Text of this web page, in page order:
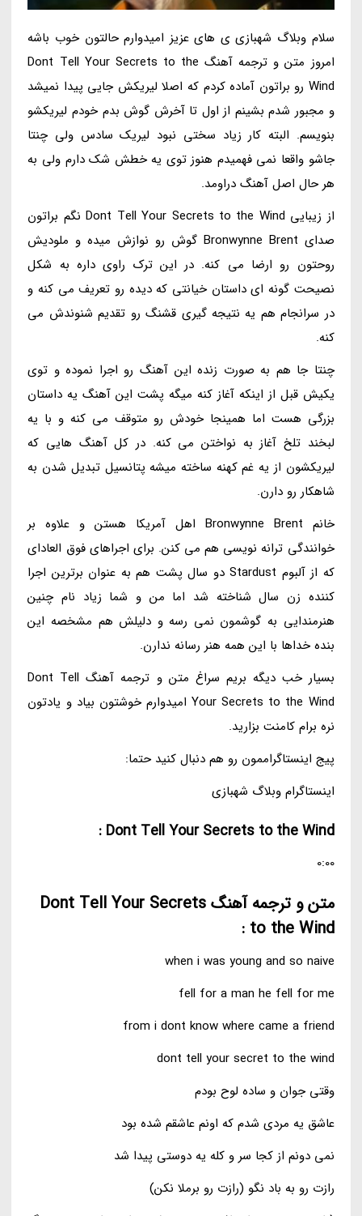
سلام وبلاگ شهبازی ی های عزیز امیدوارم حالتون خوب باشه
امروز متن و ترجمه آهنگ Dont Tell Your Secrets to the
Wind رو براتون آماده کردم که اصلا لیریکش جایی پیدا نمیشد
و مجبور شدم بشینم از اول تا آخرش گوش بدم خودم لیریکشو
بنویسم. البته کار زیاد سختی نبود لیریک سادس ولی چنتا
جاشو واقعا نمی فهمیدم هنوز توی یه خطش شک دارم ولی به
هر حال اصل آهنگ دراومد.
از زیبایی Dont Tell Your Secrets to the Wind نگم براتون
صدای Bronwynne Brent گوش رو نوازش میده و ملودیش
روحتون رو ارضا می کنه. در این ترک راوی داره به شکل
نصیحت گونه ای داستان خیانتی که دیده رو تعریف می کنه و
در سرانجام هم یه نتیجه گیری قشنگ رو تقدیم شنوندش می
کنه.
چنتا جا هم به صورت زنده این آهنگ رو اجرا نموده و توی
یکیش قبل از اینکه آغاز کنه میگه پشت این آهنگ یه داستان
بزرگی هست اما همینجا خودش رو متوقف می کنه و با یه
لبخند تلخ آغاز به نواختن می کنه. در کل آهنگ هایی که
لیریکشون از یه غم کهنه ساخته میشه پتانسیل تبدیل شدن به
شاهکار رو دارن.
خانم Bronwynne Brent اهل آمریکا هستن و علاوه بر
خوانندگی ترانه نویسی هم می کنن. برای اجراهای فوق العادای
که از آلبوم Stardust دو سال پشت هم به عنوان برترین اجرا
کننده زن سال شناخته شد اما من و شما زیاد نام چنین
هنرمندایی به گوشمون نمی رسه و دلیلش هم مشخصه این
بنده خداها با این همه هنر رسانه ندارن.
بسیار خب دیگه بریم سراغ متن و ترجمه آهنگ Dont Tell
Your Secrets to the Wind امیدوارم خوشتون بیاد و یادتون
نره برام کامنت بزارید.
پیج اینستاگراممون رو هم دنبال کنید حتما:
اینستاگرام وبلاگ شهبازی
Dont Tell Your Secrets to the Wind :
0:00
متن و ترجمه آهنگ Dont Tell Your Secrets
to the Wind :
when i was young and so naive
fell for a man he fell for me
from i dont know where came a friend
dont tell your secret to the wind
وقتی جوان و ساده لوح بودم
عاشق یه مردی شدم که اونم عاشقم شده بود
نمی دونم از کجا سر و کله یه دوستی پیدا شد
رازت رو به باد نگو (رازت رو برملا نکن)